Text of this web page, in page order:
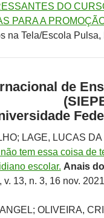
DO
PARA A
na Tela/Escola Pulsa,
de
LAGE, LUCAS
não tem essa coisa de
escolar. Anais
v. 13, n. 3, 16 nov.
OLIVEIRA,